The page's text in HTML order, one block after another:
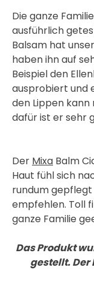
Die ganze
ausführlich
Balsam hat
haben ihn auf
Beispiel den
ausprobiert und
den Lippen
dafür ist er sehr
Der Mixa Balm
Haut fühl sich
rundum gepflegt
empfehlen. Toll
ganze Familie
Das Produkt
gestellt. Der